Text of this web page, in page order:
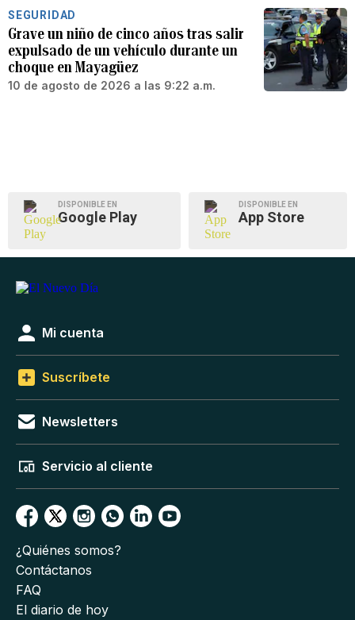
SEGURIDAD
Grave un niño de cinco años tras salir
expulsado de un vehículo durante un
choque en Mayagüez
10 de agosto de 2026 a las 9:22 a.m.
DISPONIBLE EN
Google Play
DISPONIBLE EN
App Store
Mi cuenta
Suscríbete
Newsletters
Servicio al cliente
¿Quiénes somos?
Contáctanos
FAQ
El diario de hoy